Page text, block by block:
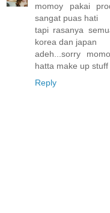
momoy pakai
sangat puas hati
tapi rasanya
korea dan japan
adeh...sorry
hatta make up
Reply